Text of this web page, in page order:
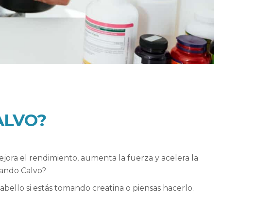
el rendimiento, aumenta la fuerza y acelera la
Calvo?
si estás tomando creatina o piensas hacerlo.